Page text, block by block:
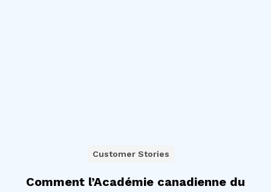
Customer Stories
Comment l’Académie canadienne du